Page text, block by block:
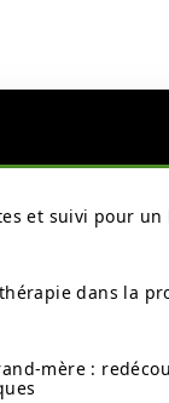
et suivi pour un
dans la
mère :